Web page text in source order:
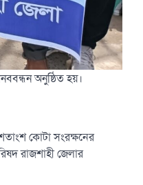
অনুষ্ঠিত হয়।
কোটা সংরক্ষনের
রাজশাহী জেলার